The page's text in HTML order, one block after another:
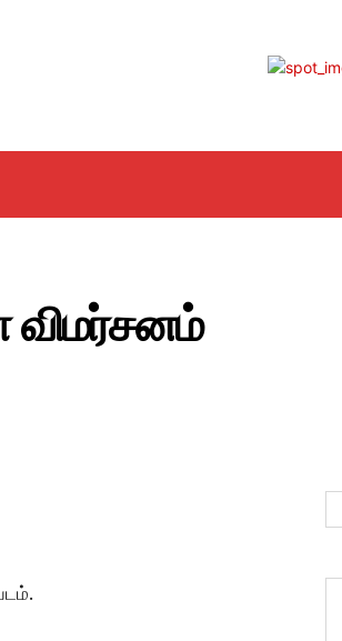
விமர்சனம்